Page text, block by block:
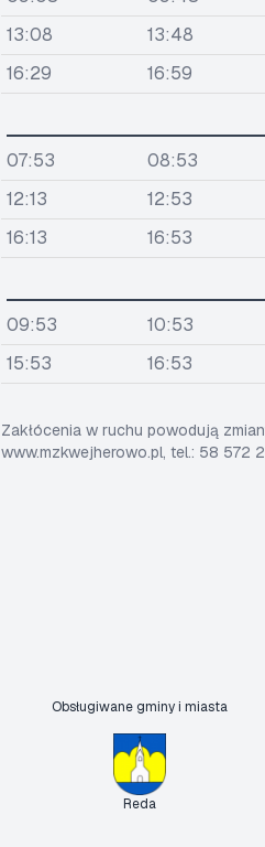
13:08
13:48
16:29
16:59
07:53 08:53
12:13
12:53
16:13
16:53
09:53 10:53
15:53
16:53
Zakłócenia w ruchu powodują
www.mzkwejherowo.pl, tel.: 58 572
Obsługiwane gminy i miasta
Reda